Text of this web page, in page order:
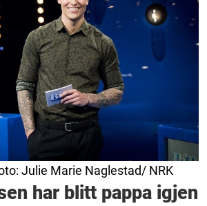
Julie Marie Naglestad/ NRK
har blitt pappa igjen